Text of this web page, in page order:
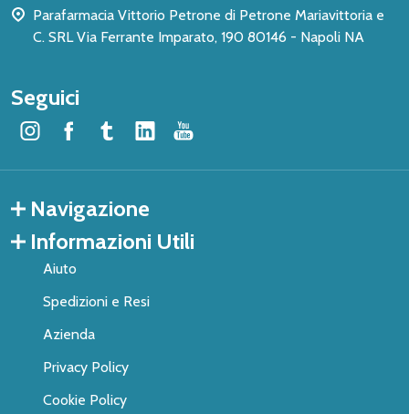
Parafarmacia Vittorio Petrone di Petrone Mariavittoria e
C. SRL Via Ferrante Imparato, 190 80146 - Napoli NA
Seguici
Navigazione
Informazioni Utili
Aiuto
Spedizioni e Resi
Azienda
Privacy Policy
Cookie Policy